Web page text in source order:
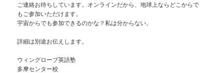
ご連絡お待ちしています。オンラインだから、地球上ならどこからで
もご参加いただけます。
宇宙からでも参加できるのかな？私は分からない。
詳細は別途お伝えします。
ウィングローブ英語塾
多摩センター校